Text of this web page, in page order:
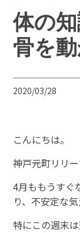
体の
骨を
2020/03/28
こんにちは。
神戸元町リリー
4月ももうすぐ
り、不安定な
特にこの週末